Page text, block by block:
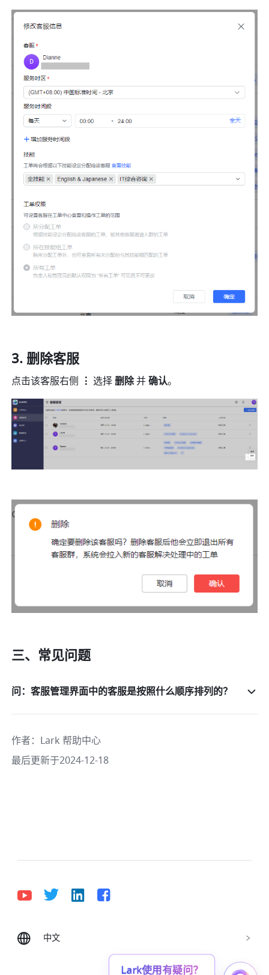
删除客服
点击该客服右侧 ⋮ 选择 删除 并 确认。
三、常见问题
问：客服管理界面中的客服是按照什么顺序排列的？
作者： Lark 帮助中心
最后更新于2024-12-18
中文
Deutsch English
Português (Brasil)
Lark使用有疑问？